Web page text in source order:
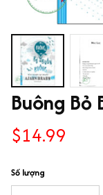
Buông Bỏ
$14.99
Số lượng